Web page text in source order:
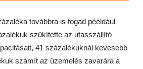
továbbra is fogad pééldául
szűkítette az utasszállító
41 százalékuknál kevesebb
számít az üzemelés zavarára a